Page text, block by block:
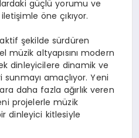
güçlü yorumu ve
öne çıkıyor.
aktif şekilde sürdüren
müzik altyapısını modern
dinleyicilere dinamik ve
amaçlıyor. Yeni
daha fazla ağırlık veren
projelerle müzik
dinleyici kitlesiyle